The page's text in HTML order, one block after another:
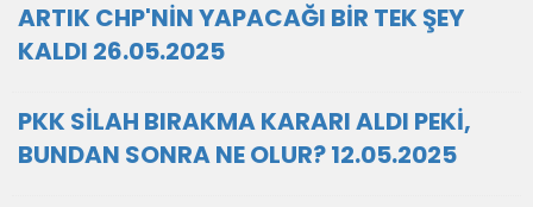
ARTIK CHP'NİN YAPACAĞI BİR TEK ŞEY
KALDI 26.05.2025
PKK SİLAH BIRAKMA KARARI ALDI PEKİ,
BUNDAN SONRA NE OLUR? 12.05.2025